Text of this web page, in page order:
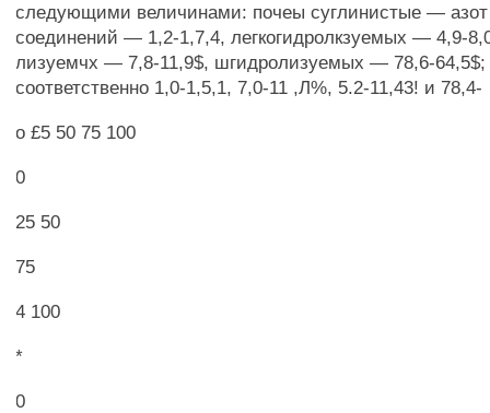
следующими величинами: почеы суглинистые —
соединений — 1,2-1,7,4, легкогидролкзуемых — 4,9-
лизуемчх — 7,8-11,9$, шгидролизуемых — 78,6-
соответственно 1,0-1,5,1, 7,0-11 ,Л%, 5.2-11,43! и 78,4-
о £5 50 75 100
0
25 50
75
4 100
*
0